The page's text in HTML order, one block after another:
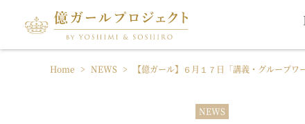
Home > NEWS > 【億ガール】６月１７日「講義・グループワ
NEWS